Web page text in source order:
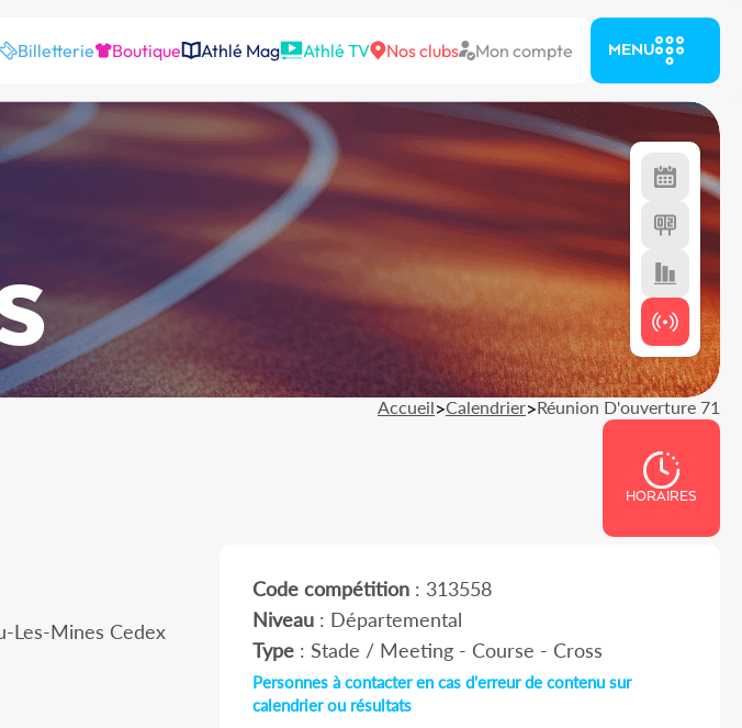
Billetterie Boutique Athlé Mag Athlé TV Nos clubs Mon compte MENU
Accueil>Calendrier>Réunion D'ouverture 71
HORAIRES
Les-Mines Cedex
Code compétition: 313558
Niveau: Départemental
Type: Stade / Meeting - Course - Cross
Personnes à contacter en cas d'erreur de contenu sur
calendrier ou résultats